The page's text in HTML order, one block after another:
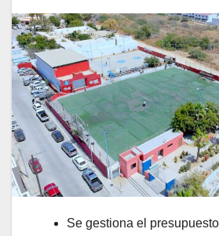
Se gestiona el